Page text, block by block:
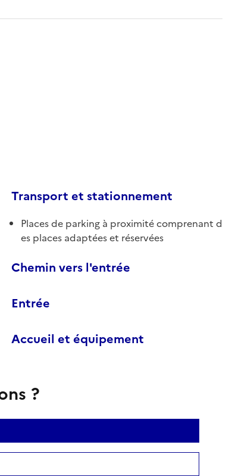
Transport et stationnement
Places de parking à proximité comprenant d
es places adaptées et réservées
Chemin vers l'entrée
Entrée
Accueil et équipement
?